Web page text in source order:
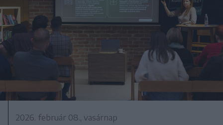
2026. február 08., vasárnap